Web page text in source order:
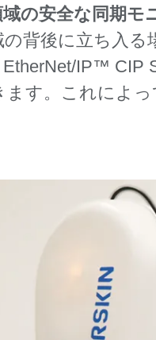
の安全な同期
背後に立ち入
EtherNet/IP™ CIP
す。これによ